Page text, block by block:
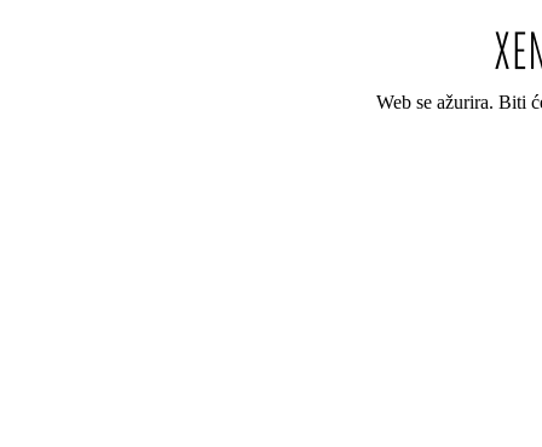
Web se ažurira. Biti